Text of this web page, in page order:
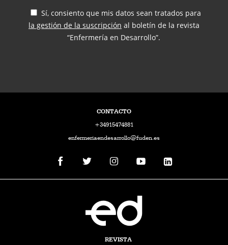
Sí, consiento que mis datos sean tratados para
la gestión de la suscripción al boletín de la revista
“Enfermería en Desarrollo”.
CONTACTO
+34915474881
enfermeriaendesarrollo@fuden.es
REVISTA